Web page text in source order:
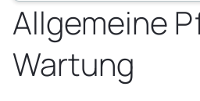
Allgemeine
Wartung